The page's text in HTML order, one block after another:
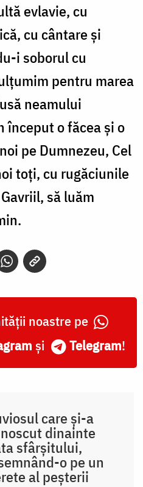
evlavie, cu
cu cântare și
i soborul cu
pentru marea
neamului
început o făcea și o
pe Dumnezeu, Cel
toți, cu rugăciunile
să luăm
noastre pe
și Telegram!
care și-a
dinainte
sfârșitului,
o pe un
al peșterii